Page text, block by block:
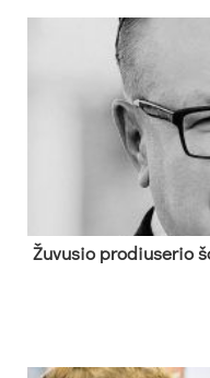
Žu­vu­sio pro­diu­se­rio